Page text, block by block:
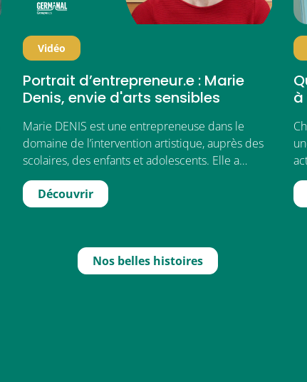
Vidéo
Portrait d’entrepreneur.e : Marie
Denis, envie d'arts sensibles
Marie DENIS est une entrepreneuse dans le
domaine de l’intervention artistique, auprès des
scolaires, des enfants et adolescents. Elle a…
Découvrir
à
Nos belles histoires